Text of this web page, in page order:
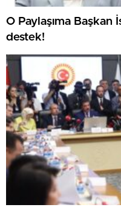
O Paylaşıma Başkan
destek!